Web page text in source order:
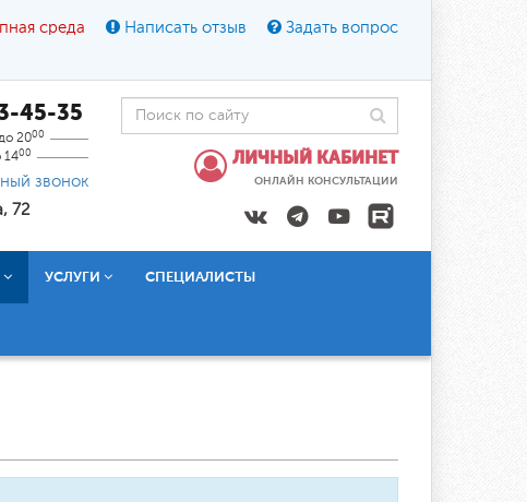
среда Написать отзыв Задать вопрос
45-35
2000
1400
звонок
72
ЛИЧНЫЙ КАБИНЕТ
ОНЛАЙН КОНСУЛЬТАЦИИ
УСЛУГИ СПЕЦИАЛИСТЫ